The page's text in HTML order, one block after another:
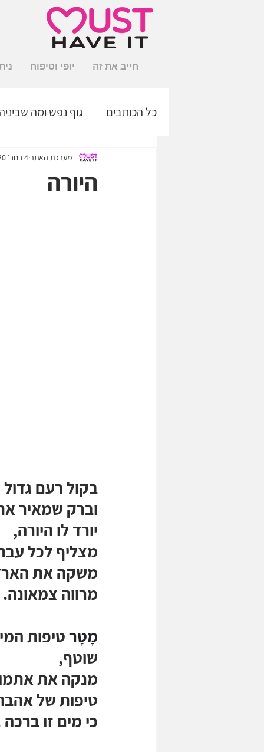
חייב את זה יופי וטיפוח
כל הכותבים גוף נפש ומה
מוצרים חדשים על המדף
היורה
מערכת האתר4 בנוב׳ 2020
בקול רעם גדול
וברק שמאיר
יורד לו היורה,
מצליף לכל
משקה את
מרווה צמאונה.
מָטָר טיפות
שוטף,
מנקה את
טיפות של
כי מים זו ברכה